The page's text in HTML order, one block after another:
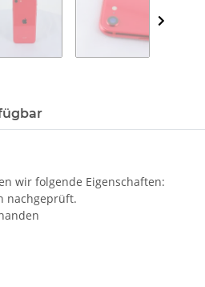
wir folgende Eigenschaften:
nachgeprüft.